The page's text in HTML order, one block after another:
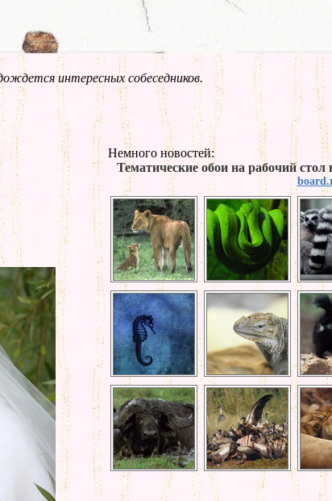
интересных собеседников.
Немного новостей:
Тематические обои на рабочий